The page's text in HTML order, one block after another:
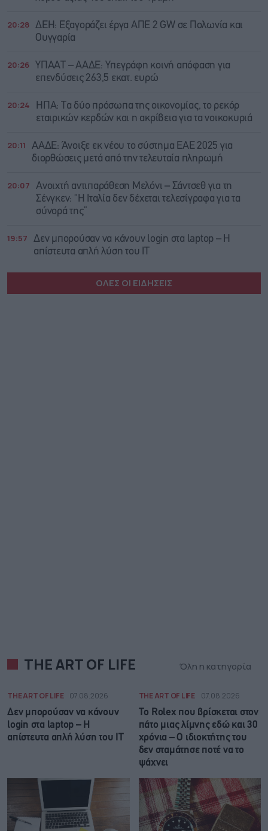
20:28 ΔΕΗ: Εξαγοράζει έργα ΑΠΕ 2 GW σε Πολωνία και
Ουγγαρία
20:26
ΥΠΑΑΤ – ΑΑΔΕ: Υπεγράφη κοινή απόφαση για
επενδύσεις 263,5 εκατ. ευρώ
20:24
ΗΠΑ: Τα δύο πρόσωπα της οικονομίας, το ρεκόρ
εταιρικών κερδών και η ακρίβεια για τα νοικοκυριά
20:11
ΑΑΔΕ: Άνοιξε εκ νέου το σύστημα ΕΑΕ 2025 για
διορθώσεις μετά από την τελευταία πληρωμή
20:07
Ανοιχτή αντιπαράθεση Μελόνι – Σάντσεθ για τη
Σένγκεν: “Η Ιταλία δεν δέχεται τελεσίγραφα για τα
σύνορά της”
19:57
Δεν μπορούσαν να κάνουν login στα laptop – Η
απίστευτα απλή λύση του IT
ΟΛΕΣ ΟΙ ΕΙΔΗΣΕΙΣ
THE ART OF LIFE Όλη η κατηγορία
THE ART OF LIFE 07.08.2026
Δεν μπορούσαν να κάνουν
login στα laptop – Η
απίστευτα απλή λύση του IT
THE ART OF LIFE 07.08.2026
Το Rolex που βρίσκεται στον
πάτο μιας λίμνης εδώ και 30
χρόνια – Ο ιδιοκτήτης του
δεν σταμάτησε ποτέ να το
ψάχνει